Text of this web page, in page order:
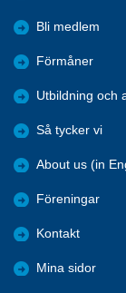
Bli medlem
Förmåner
Utbildning och
Så tycker vi
About us (in
Föreningar
Kontakt
Mina sidor